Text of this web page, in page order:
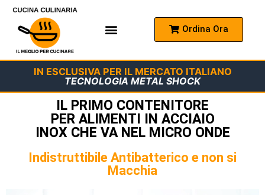
Ordina Ora
IN ESCLUSIVA PER IL MERCATO ITALIANO
TECNOLOGIA METAL SHOCK
IL PRIMO CONTENITORE
PER ALIMENTI IN ACCIAIO
INOX CHE VA NEL MICRO ONDE
Indistruttibile Antibatterico e non si
Macchia